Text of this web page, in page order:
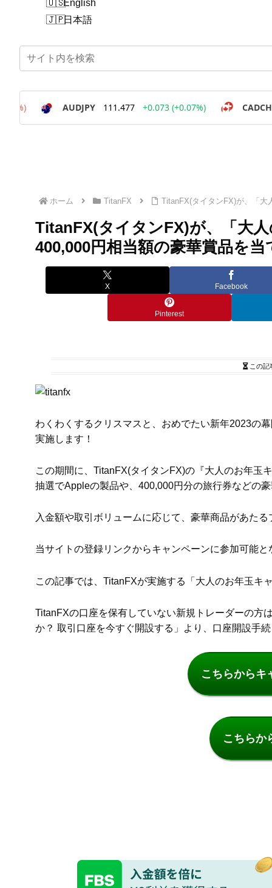
English
日本語
ホーム TitanFX TitanFX(タイタンFX)が、「大
TitanFX(タイタンFX)が、「大
400,000円相当額の豪華賞品を当
X Facebook
Pinterest
この記
わくわくするクリスマスと、おめでたい新年2023の
実施します！
この期間に、TitanFX(タイタンFX)の『大人のお年玉
抽選でAppleの製品や、400,000円分の旅行券などの豪
入金額や取引ボリュームに応じて、豪華商品があた
当サイトの登録リンクからキャンペーンに参加可能と
この記事では、TitanFXが実施する「大人のお年玉キ
TitanFXの口座を保有していない新規トレーダーの方
か？ 取引口座を今すぐ開設する」より、口座開設手続
こちらからキ
こちらか